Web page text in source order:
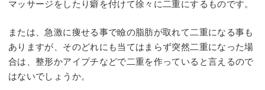
マッサージをしたり癖を付けて徐々に二重にするものです。
または、急激に痩せる事で瞼の脂肪が取れて二重になる事も
ありますが、そのどれにも当てはまらず突然二重になった場
合は、整形かアイプチなどで二重を作っていると言えるので
はないでしょうか。